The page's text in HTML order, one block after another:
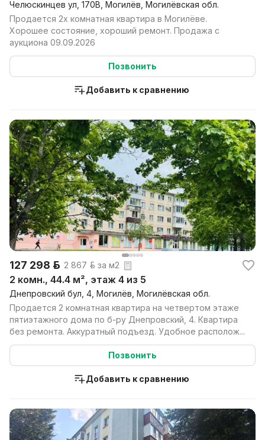
Челюскинцев ул, 170В, Могилёв, Могилёвская обл.
Продается 2х комнатная квартира в Могилёве.
Хорошее состояние, хороший ремонт. Продажа с
аукциона 09.09.2026
Позвонить
Добавить к сравнению
127 298 р. 2 867 р. за м2
2 комн., 44.4 м², этаж 4 из 5
Днепровский бул, 4, Могилёв, Могилёвская обл.
Продается 2 комнатная квартира на четвертом этаже
пятиэтажного дома по б-ру Днепровский, 4. Квартира
без ремонта. Аккуратный подъезд. Удобное располож...
Позвонить
Добавить к сравнению